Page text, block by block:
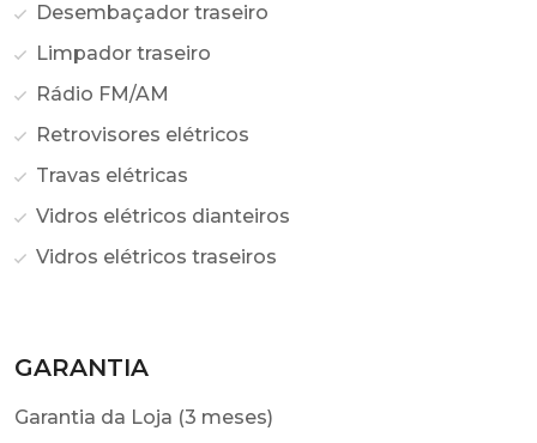
Desembaçador traseiro
Limpador traseiro
Rádio FM/AM
Retrovisores elétricos
Travas elétricas
Vidros elétricos dianteiros
Vidros elétricos traseiros
GARANTIA
Garantia da Loja (3 meses)